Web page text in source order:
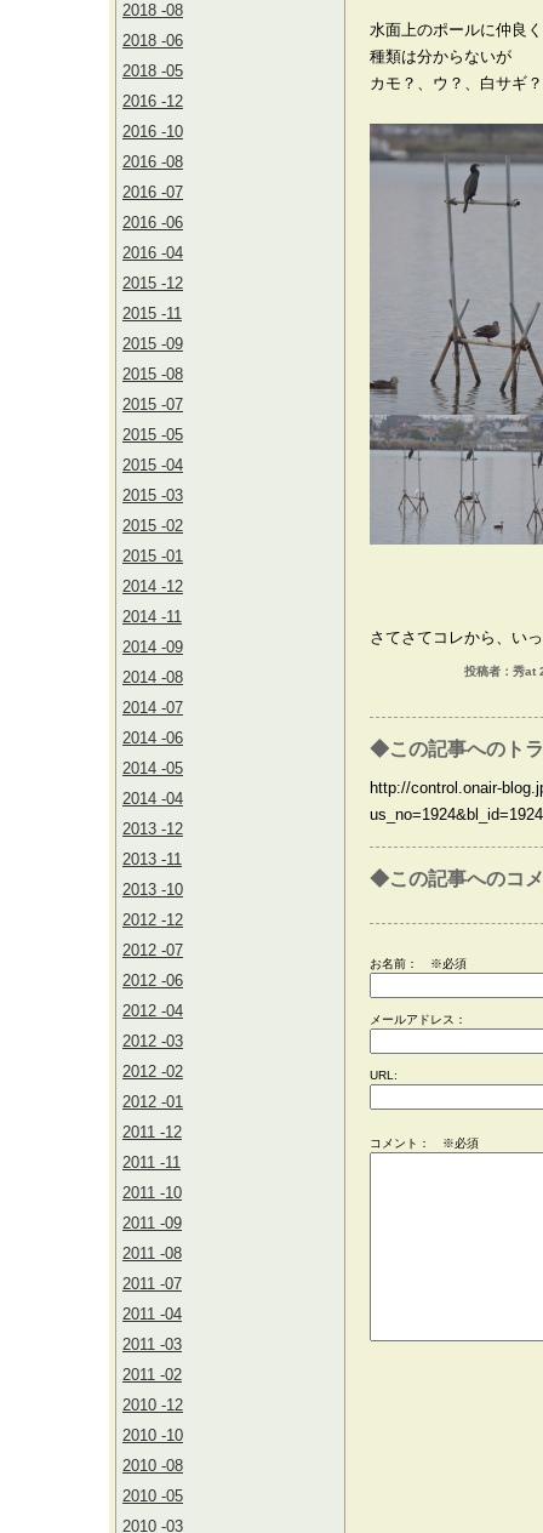
2018 -08
2018 -06
2018 -05
2016 -12
2016 -10
2016 -08
2016 -07
2016 -06
2016 -04
2015 -12
2015 -11
2015 -09
2015 -08
2015 -07
2015 -05
2015 -04
2015 -03
2015 -02
2015 -01
2014 -12
2014 -11
2014 -09
2014 -08
2014 -07
2014 -06
2014 -05
2014 -04
2013 -12
2013 -11
2013 -10
2012 -12
2012 -07
2012 -06
2012 -04
2012 -03
2012 -02
2012 -01
2011 -12
2011 -11
2011 -10
2011 -09
2011 -08
2011 -07
2011 -04
2011 -03
2011 -02
2010 -12
2010 -10
2010 -08
2010 -05
2010 -03
水面上のポールに仲良
種類は分からないが
カモ？、ウ？、白サギ
さてさてコレから、い
投稿者：秀at
◆この記事へのト
http://control.onair-
◆この記事へのコ
お名前： ※必須
メールアドレス：
URL:
コメント： ※必須